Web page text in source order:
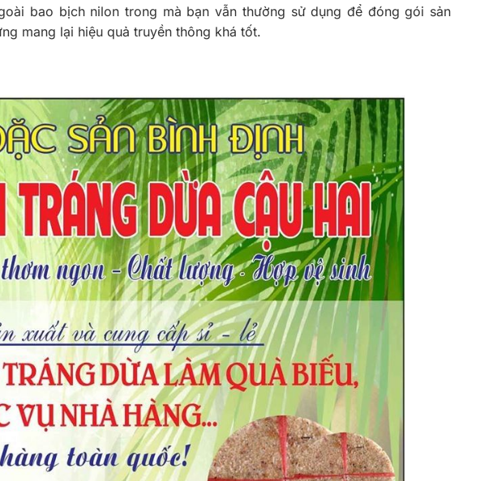
bao bịch nilon trong mà bạn vẫn thường sử dụng để đóng gói sản
mang lại hiệu quả truyền thông khá tốt.